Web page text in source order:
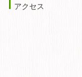
アクセス